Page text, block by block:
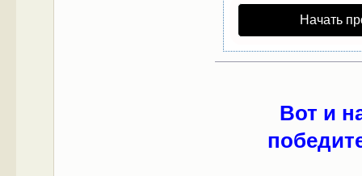
Начать
Вот и